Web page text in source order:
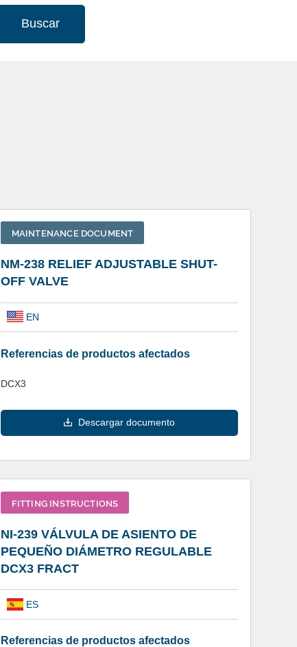
Buscar
MAINTENANCE DOCUMENT
NM-238 RELIEF ADJUSTABLE SHUT-
OFF VALVE
EN
Referencias de productos afectados
DCX3
Descargar documento
FITTING INSTRUCTIONS
NI-239 VÁLVULA DE ASIENTO DE
PEQUEÑO DIÁMETRO REGULABLE
DCX3 FRACT
ES
Referencias de productos afectados